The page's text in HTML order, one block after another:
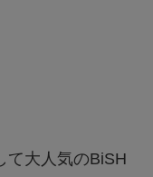
て大人気のBiSH